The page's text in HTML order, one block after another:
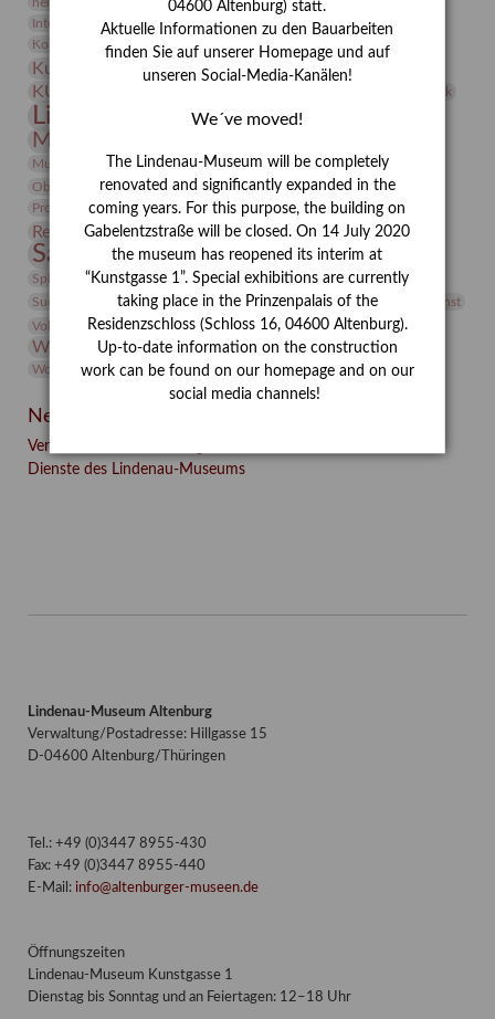
Integriertes Schädlingsmanagement
Italien Jahresempfang
Jubiläum
Kolosseum
Kooperationsausstellung Korkmodelle Kunst
Kunstmuseum Kunstvermittlung Kunst von Kühl
KUNSTWAND Lehmbruck
Lindenau-Museum Marstall
Museumsgeschichte
Museumspädagogik Mäzen Napoleon Natur
Neue Remise
Objekt im Fokus
Paul Klee Peter Schnürpel Phelloplastik
Pohlhof
Provenienz
Provenienzforschung
Restaurierung Restitution Rudi Lesser Ruth Wolf-Rehfeld
Sammlung Samstagszeichner Skulptur
Sonderausstellung
Sphinx
studio Studio Bildende Kunst
studioDIGITAL
Suermondt-Ludwig-Museum
Vermittlung Video
Videokunst
Volontariat
Walter Rheiner Weihnachten Werefkin
Werkbetrachtung Winter Wissenschaft
Wolf and Dog
Wolf und Hund
Zirkuswoche
Neueste Beiträge
Verschenkt, verkauft, vergessen? – Kunstdetektivinnen im
Dienste des Lindenau-Museums
Lindenau-Museum Altenburg
Verwaltung/Postadresse: Hillgasse 15
D-04600 Altenburg/Thüringen
Tel.: +49 (0)3447 8955-430
Fax: +49 (0)3447 8955-440
E-Mail: info@altenburger-museen.de
Öffnungszeiten
Lindenau-Museum Kunstgasse 1
Dienstag bis Sonntag und an Feiertagen: 12–18 Uhr
04600 Altenburg) statt.
Aktuelle Informationen zu den Bauarbeiten
finden Sie auf unserer Homepage und auf
unseren Social-Media-Kanälen!
We´ve moved!
The Lindenau-Museum will be completely
renovated and significantly expanded in the
coming years. For this purpose, the building on
Gabelentzstraße will be closed. On 14 July 2020
the museum has reopened its interim at
“Kunstgasse 1”. Special exhibitions are currently
taking place in the Prinzenpalais of the
Residenzschloss (Schloss 16, 04600 Altenburg).
Up-to-date information on the construction
work can be found on our homepage and on our
social media channels!